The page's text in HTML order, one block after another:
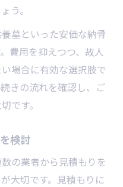
う。
墓といった安価な納骨
費用を抑えつつ、故人
場合に有効な選択肢で
きの流れを確認し、ご
です。
検討
の業者から見積もりを
大切です。見積もりに